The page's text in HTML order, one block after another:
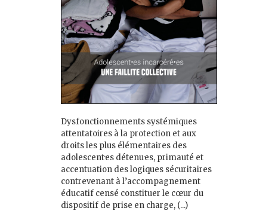
Dysfonctionnements systémiques
attentatoires à la protection et aux
droits les plus élémentaires des
adolescent·es détenu·es, primauté et
accentuation des logiques sécuritaires
contrevenant à l’accompagnement
éducatif censé constituer le cœur du
dispositif de prise en charge, (...)